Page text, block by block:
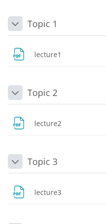
DaraltTopic 1
lecture1
DaraltTopic 2
lecture2
DaraltTopic 3
lecture3